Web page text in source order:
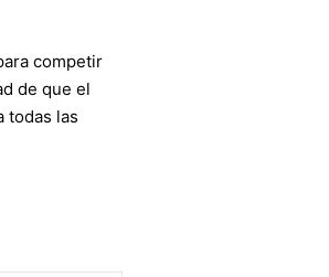
competir
de que el
todas las